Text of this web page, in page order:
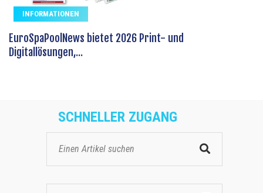
INFORMATIONEN
EuroSpaPoolNews bietet 2026 Print- und
Digitallösungen,...
SCHNELLER ZUGANG